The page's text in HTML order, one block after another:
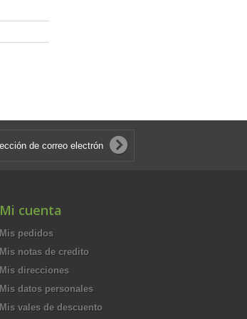
Mi cuenta
Mis pedidos
Mis notas de credito
Mis direcciones
Mis datos personales
Mis vales de descuento